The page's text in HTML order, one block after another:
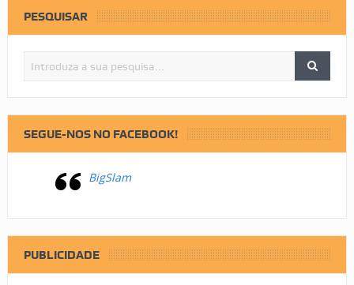
PESQUISAR
SEGUE-NOS NO FACEBOOK!
BigSlam
PUBLICIDADE